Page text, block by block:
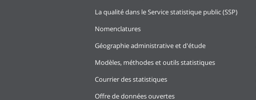
La qualité dans le Service statistique public (SSP)
Nomenclatures
Géographie administrative et d'étude
Modèles, méthodes et outils statistiques
Courrier des statistiques
Offre de données ouvertes